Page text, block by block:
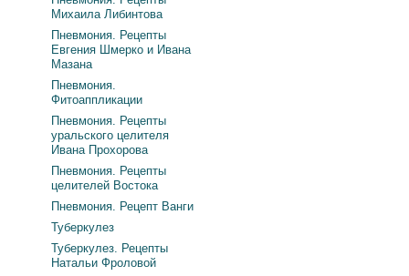
Михаила Либинтова
Пневмония. Рецепты
Евгения Шмерко и Ивана
Мазана
Пневмония.
Фитоаппликации
Пневмония. Рецепты
уральского целителя
Ивана Прохорова
Пневмония. Рецепты
целителей Востока
Пневмония. Рецепт Ванги
Туберкулез
Туберкулез. Рецепты
Натальи Фроловой